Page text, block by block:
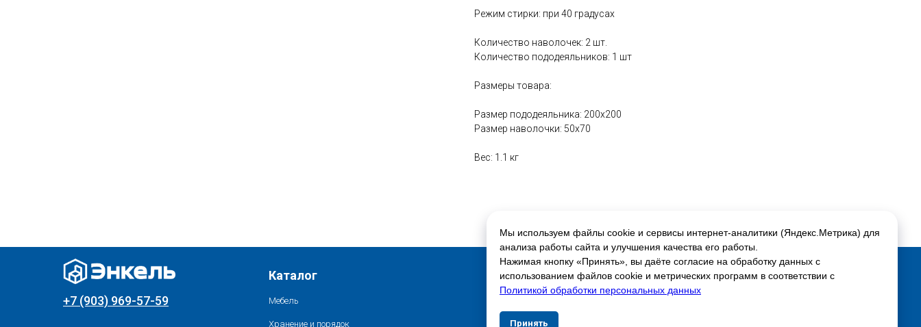
Мы используем файлы cookie и сервисы интернет-аналитики (Яндекс.Метрика) для
анализа работы сайта и улучшения качества его работы.
Нажимая кнопку «Принять», вы даёте согласие на обработку данных с
использованием файлов cookie и метрических программ в соответствии с
Политикой обработки персональных данных
Принять
Режим стирки: при 40 градусах
Количество наволочек: 2 шт.
Количество пододеяльников: 1 шт
Размеры товара:
Размер пододеяльника: 200x200
Размер наволочки: 50x70
Вес: 1.1 кг
Каталог
Мебель
Хранение и порядок
Соцсети:
+7 (903) 969-57-59
Свяжитесь с нами
Адреса магазинов